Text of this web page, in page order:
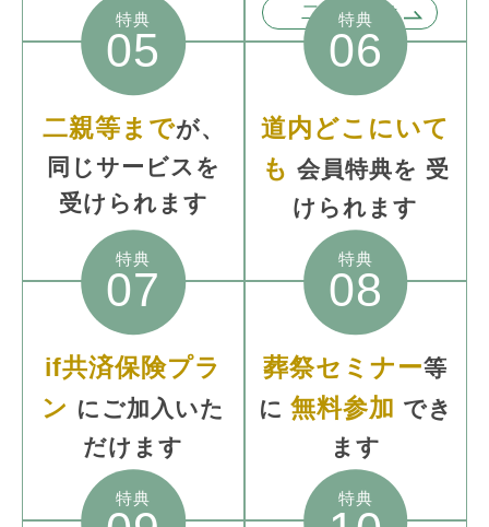
二親等とは
特典
05
二親等までが、
同じサービスを
受けられます
特典
06
道内どこにいて
も 会員特典を 受
けられます
特典
07
if共済保険プラ
ン にご加入いた
だけます
特典
08
葬祭セミナー等
に 無料参加 でき
ます
特典 特典